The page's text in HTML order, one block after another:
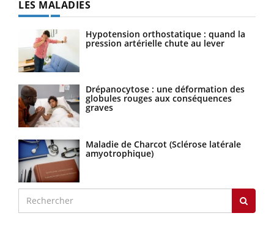
LES MALADIES
Hypotension orthostatique : quand la
pression artérielle chute au lever
Drépanocytose : une déformation des
globules rouges aux conséquences
graves
Maladie de Charcot (Sclérose latérale
amyotrophique)